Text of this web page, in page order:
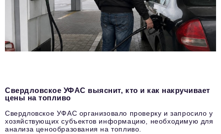
Свердловское УФАС выяснит, кто и как накручивает
цены на топливо
Свердловское УФАС организовало проверку и запросило у
хозяйствующих субъектов информацию, необходимую для
анализа ценообразования на топливо.